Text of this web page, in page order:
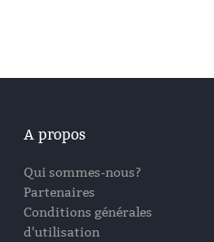
A propos
Qui sommes-nous?
Partenaires
Conditions générales
d'utilisation